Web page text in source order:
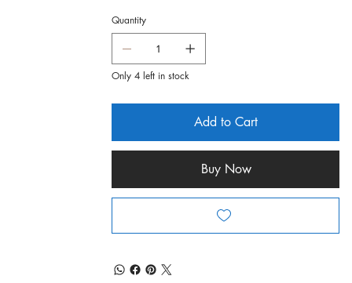
Quantity
Only 4 left in stock
Add to Cart
Buy Now